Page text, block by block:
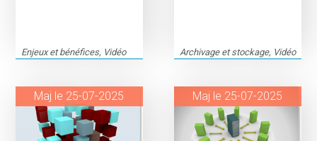
Enjeux et bénéfices, Vidéo Archivage et stockage, Vidéo
Maj le 25-07-2025 Maj le 25-07-2025